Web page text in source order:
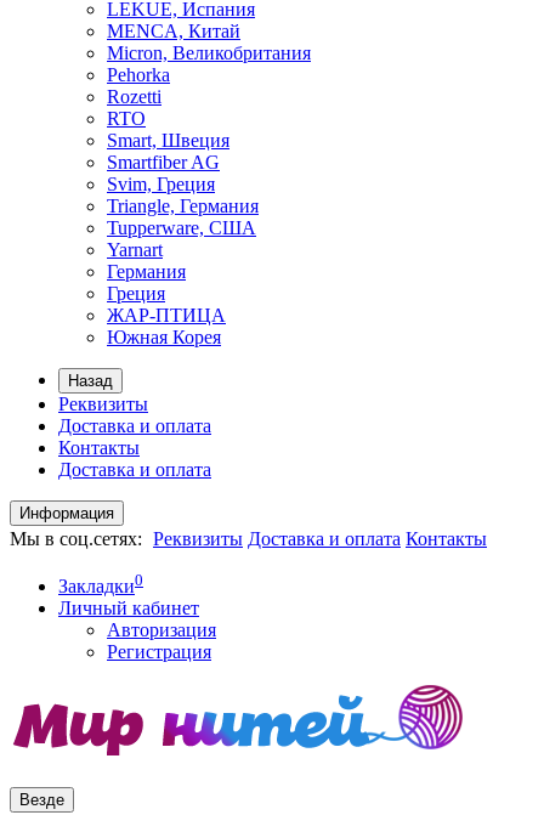
LEKUE, Испания
MENCA, Китай
Micron, Великобритания
Pehorka
Rozetti
RTO
Smart, Швеция
Smartfiber AG
Svim, Греция
Triangle, Германия
Tupperware, США
Yarnart
Германия
Греция
ЖАР-ПТИЦА
Южная Корея
Назад
Реквизиты
Доставка и оплата
Контакты
Доставка и оплата
Информация
Мы в соц.сетях: Реквизиты Доставка и оплата Контакты
Закладки0
Личный кабинет
Авторизация
Регистрация
Везде